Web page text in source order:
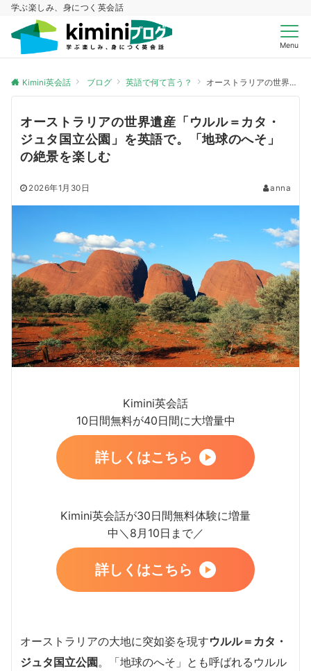
学ぶ楽しみ、身につく英会話
Menu
Kimini英会話 ブログ 英語で何て言う？ オーストラリアの世界遺産「ウルル＝カタ・ジュタ国立公園」を英語で。「地球のへそ」の絶景を楽しむ
オーストラリアの世界遺産「ウルル＝カタ・
ジュタ国立公園」を英語で。「地球のへそ」
の絶景を楽しむ
2026年1月30日 anna
Kimini英会話
10日間無料が40日間に大増量中
詳しくはこちら
Kimini英会話が30日間無料体験に増量
中＼8月10日まで／
詳しくはこちら
オーストラリアの大地に突如姿を現すウルル＝カタ・
ジュタ国立公園。「地球のへそ」とも呼ばれるウルル